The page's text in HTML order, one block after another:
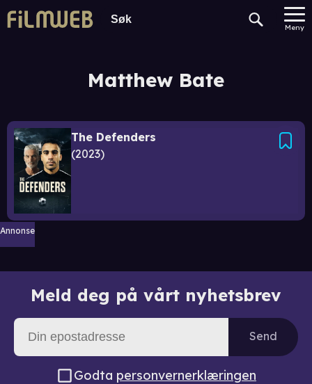
Meny
Matthew Bate
The Defenders
2023
Annonse
Meld deg på vårt nyhetsbrev
Send
Godta personvernerklæringen